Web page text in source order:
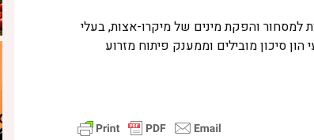
חדשות למסחור והפקת מינים של מיקרו-אצות, בעלי
ימוז'ה גייסה עד כה 11 מיליון דולר ממשקיעי הון סיכון מובילים וממענק פיתוח מזרוע